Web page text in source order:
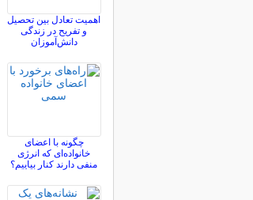
اهمیت تعادل بین تحصیل
و تفریح در زندگی
دانش‌آموزان
چگونه با اعضای
خانواده‌ای که انرژی
منفی دارند کنار بیاییم؟